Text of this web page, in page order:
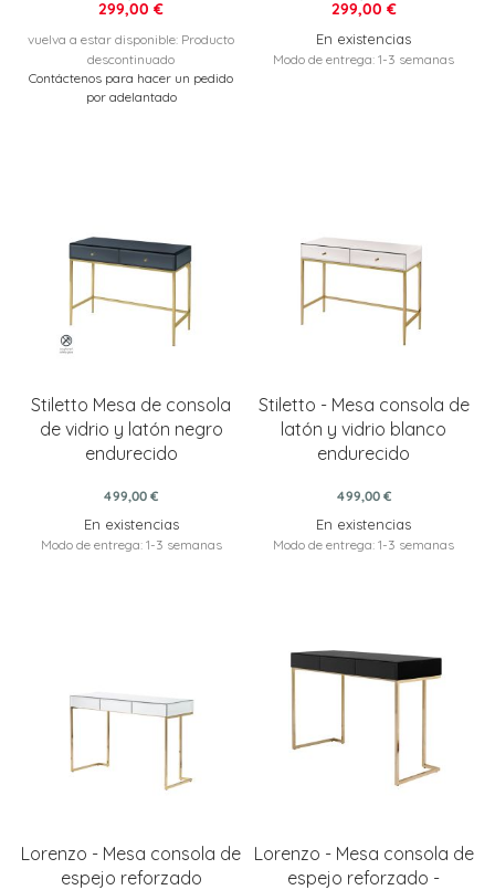
299,00 €
vuelva a estar disponible: Producto
descontinuado
Contáctenos para hacer un pedido
por adelantado
299,00 €
En existencias
Modo de entrega: 1-3 semanas
Stiletto Mesa de consola
de vidrio y latón negro
endurecido
499,00 €
En existencias
Modo de entrega: 1-3 semanas
Stiletto - Mesa consola de
latón y vidrio blanco
endurecido
499,00 €
En existencias
Modo de entrega: 1-3 semanas
Lorenzo - Mesa consola de
espejo reforzado
Lorenzo - Mesa consola de
espejo reforzado -